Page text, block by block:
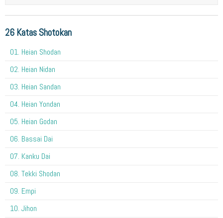
26 Katas Shotokan
01. Heian Shodan
02. Heian Nidan
03. Heian Sandan
04. Heian Yondan
05. Heian Godan
06. Bassai Dai
07. Kanku Dai
08. Tekki Shodan
09. Empi
10. Jihon